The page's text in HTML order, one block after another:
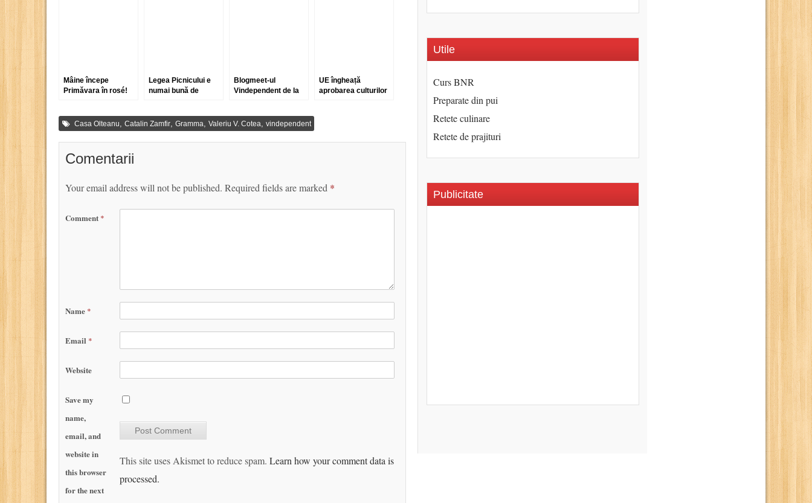
Mâine începe
Primăvara în rosé!
Legea Picnicului e
numai bună de
Blogmeet-ul
Vindependent de la
Tare plăcute!
UE îngheață
aprobarea culturilor
Casa Olteanu, Catalin Zamfir, Gramma, Valeriu V. Cotea, vindependent
Comentarii
Your email address will not be published. Required fields are marked *
Comment *
Name *
Email *
Website
Save my
name,
email, and
website in
this browser
for the next
This site uses Akismet to reduce spam. Learn how your comment data is
processed.
Utile
Curs BNR
Preparate din pui
Retete culinare
Retete de prajituri
Publicitate